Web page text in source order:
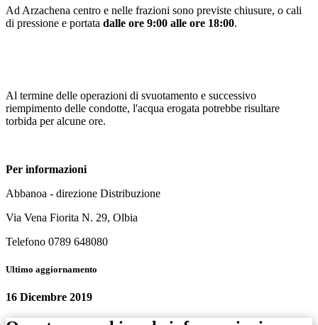
Ad Arzachena centro e nelle frazioni sono previste chiusure, o cali
di pressione e portata dalle ore 9:00 alle ore 18:00.
Al termine delle operazioni di svuotamento e successivo
riempimento delle condotte, l'acqua erogata potrebbe risultare
torbida per alcune ore.
Per informazioni
Abbanoa - direzione Distribuzione
Via Vena Fiorita N. 29, Olbia
Telefono 0789 648080
Ultimo aggiornamento
16 Dicembre 2019